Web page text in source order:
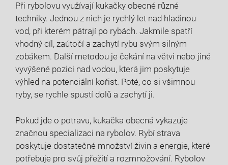
Při rybolovu využívají kukačky obecné různé
techniky. ​Jednou z nich je​ rychlý ⁢let nad‍ hladinou
vod, při kterém pátrají po rybách. ⁢Jakmile spatří
vhodný ‌cíl, zaútočí a zachytí rybu svým ⁢silným
zobákem. Další metodou je čekání na větvi nebo jiné
vyvýšené pozici⁣ nad vodou, která jim poskytuje
výhled ⁣na potenciální kořist. Poté, co si všimnou
ryby,‌ se rychle spustí dolů a ​zachytí ji.
Pokud jde o potravu, kukačka ​obecná vykazuje
značnou specializaci‍ na rybolov. Rybí strava
poskytuje dostatečné množství živin⁢ a energie, které
potřebuje pro svůj přežití a ‌rozmnožování. Rybolov